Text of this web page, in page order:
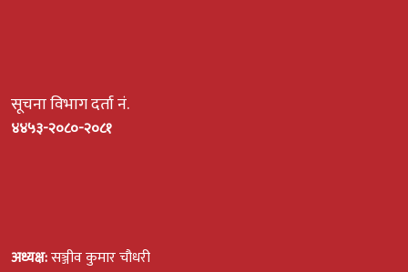
सूचना विभाग दर्ता नं.
४४५३-२०८०-२०८१
अध्यक्ष:सञ्जीव कुमार चौधरी